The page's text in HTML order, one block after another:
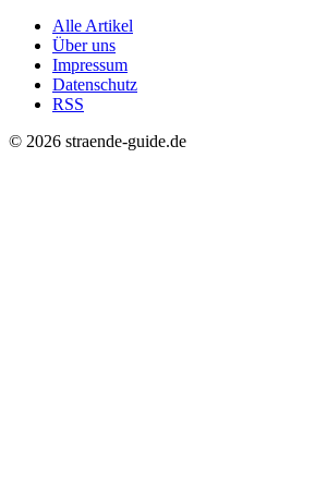
Alle Artikel
Über uns
Impressum
Datenschutz
RSS
© 2026 straende-guide.de